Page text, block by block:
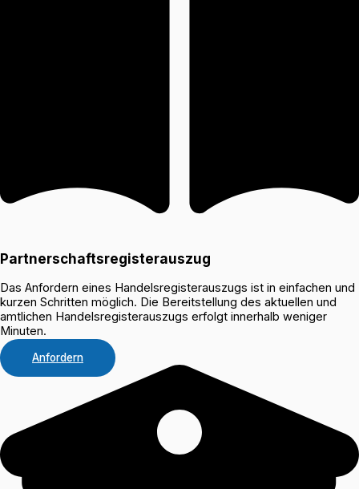
Partnerschaftsregisterauszug
Das Anfordern eines Handelsregisterauszugs ist in einfachen und
kurzen Schritten möglich. Die Bereitstellung des aktuellen und
amtlichen Handelsregisterauszugs erfolgt innerhalb weniger
Minuten.
Anfordern